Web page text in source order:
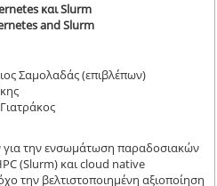
και Slurm
and Slurm
Σαμολαδάς (επιβλέπων)
για την ενσωμάτωση παραδοσιακών
(Slurm) και cloud native
την βελτιστοποιημένη αξιοποίηση